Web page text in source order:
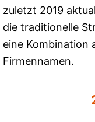
zuletzt 2019
die traditionelle
eine Kombination
Firmennamen.